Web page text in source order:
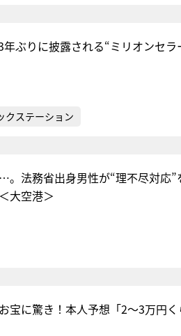
年ぶりに披露される“ミリオンセ
クステーション
。法務省出身男性が“理不尽対応
大空港＞
宝に驚き！本人予想「2～3万円